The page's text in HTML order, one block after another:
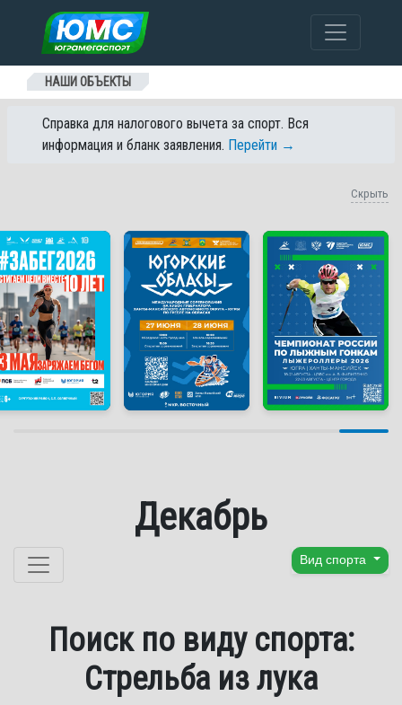
Перейти к содержанию
НАШИ ОБЪЕКТЫ
Справка для налогового вычета за спорт. Вся
информация и бланк заявления. Перейти →
Скрыть
Декабрь
Перейти к содержанию Вид спорта
Поиск по виду спорта:
Стрельба из лука